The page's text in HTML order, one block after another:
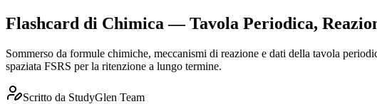
Flashcard di Chimica — Tavola Periodica,
Sommerso da formule chimiche, meccanismi di reazione e dati della tavola
spaziata FSRS per la ritenzione a lungo termine.
Scritto da StudyGlen Team